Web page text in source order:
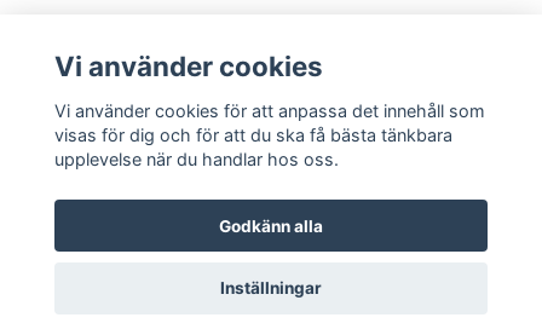
Köpvillkor Kontakt
© Copyright 2026 Speedieshop
Vi använder cookies
Vi använder cookies för att anpassa det innehåll som
visas för dig och för att du ska få bästa tänkbara
upplevelse när du handlar hos oss.
Godkänn alla
Inställningar